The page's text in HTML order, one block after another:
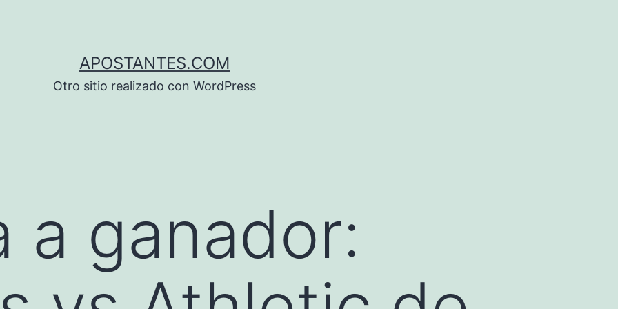
APOSTANTES.COM
Otro sitio realizado con WordPress
a ganador: